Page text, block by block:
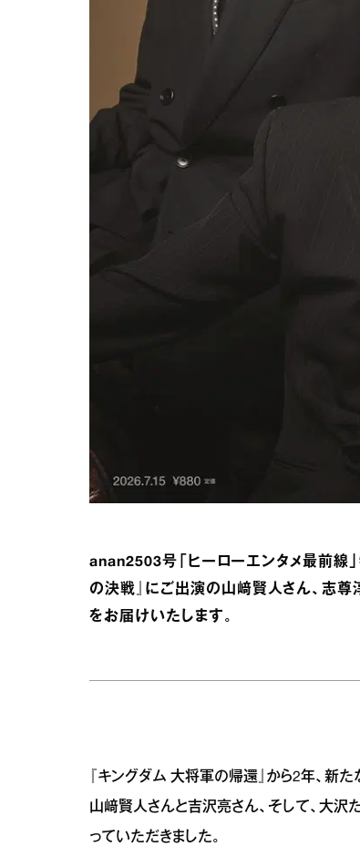
anan2503号「ヒーローエンタメ最前線
の決戦』にご出演の山﨑賢人さん、志
をお届けいたします。
『キングダム 大将軍の帰還』から2年、新
山﨑賢人さんと吉沢亮さん、そして、大沢
っていただきました。